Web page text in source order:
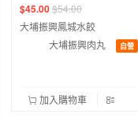
$45.00$54.00
大埔振興鳳城水餃
大埔振興肉丸
自營
加入購物車